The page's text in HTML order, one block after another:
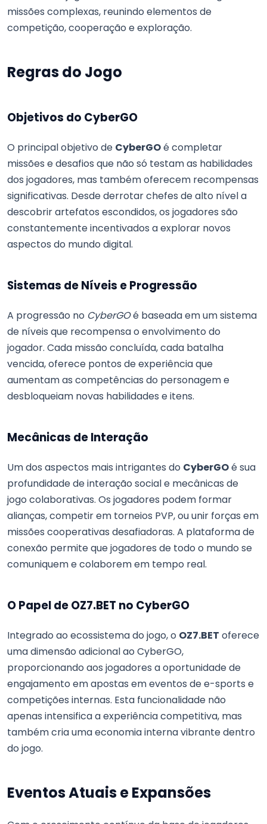
missões complexas, reunindo elementos de
competição, cooperação e exploração.
Regras do Jogo
Objetivos do CyberGO
O principal objetivo de CyberGOé completar
missões e desafios que não só testam as habilidades
dos jogadores, mas também oferecem recompensas
significativas. Desde derrotar chefes de alto nível a
descobrir artefatos escondidos, os jogadores são
constantemente incentivados a explorar novos
aspectos do mundo digital.
Sistemas de Níveis e Progressão
A progressão no CyberGOé baseada em um sistema
de níveis que recompensa o envolvimento do
jogador. Cada missão concluída, cada batalha
vencida, oferece pontos de experiência que
aumentam as competências do personagem e
desbloqueiam novas habilidades e itens.
Mecânicas de Interação
Um dos aspectos mais intrigantes do CyberGOé sua
profundidade de interação social e mecânicas de
jogo colaborativas. Os jogadores podem formar
alianças, competir em torneios PVP, ou unir forças em
missões cooperativas desafiadoras. A plataforma de
conexão permite que jogadores de todo o mundo se
comuniquem e colaborem em tempo real.
O Papel de OZ7.BET no CyberGO
Integrado ao ecossistema do jogo, o OZ7.BET oferece
uma dimensão adicional ao CyberGO,
proporcionando aos jogadores a oportunidade de
engajamento em apostas em eventos de e-sports e
competições internas. Esta funcionalidade não
apenas intensifica a experiência competitiva, mas
também cria uma economia interna vibrante dentro
do jogo.
Eventos Atuais e Expansões